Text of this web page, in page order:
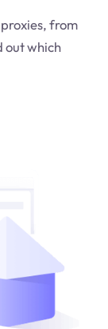
from
out which